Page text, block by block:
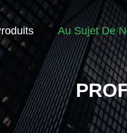
Au Sujet De